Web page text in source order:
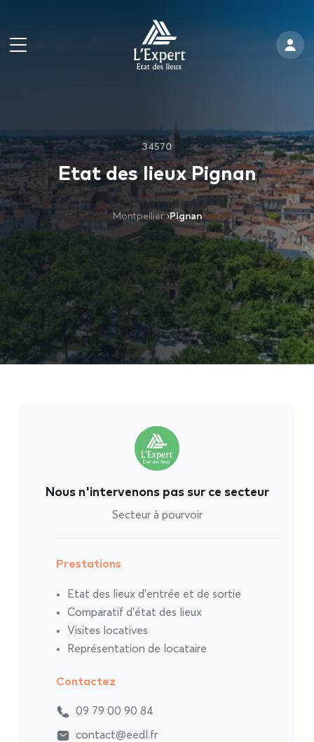
34570
Etat des lieux Pignan
Montpellier ›Pignan
Nous n'intervenons pas sur ce secteur
Secteur à pourvoir
Prestations
Etat des lieux d’entrée et de sortie
Comparatif d’état des lieux
Visites locatives
Représentation de locataire
Contactez
09 79 00 90 84
contact@eedl.fr